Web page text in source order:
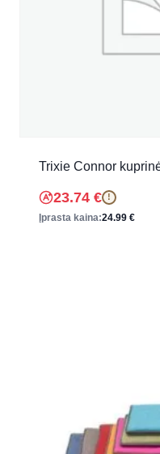
Trixie Connor
23.74 € !
Įprasta kaina:24.99 €